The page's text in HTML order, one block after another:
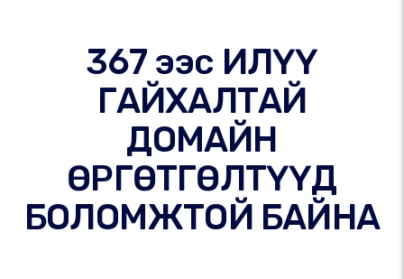
367 ээс ИЛҮҮ
ГАЙХАЛТАЙ
ДОМАЙН
ӨРГӨТГӨЛТҮҮД
БОЛОМЖТОЙ БАЙНА